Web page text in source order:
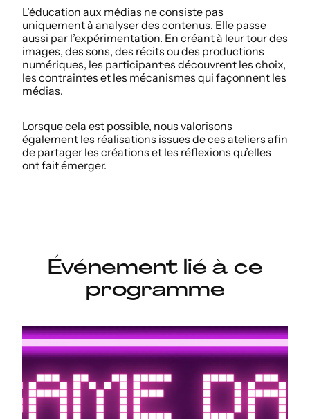
L’éducation aux médias ne consiste pas
uniquement à analyser des contenus. Elle passe
aussi par l’expérimentation. En créant à leur tour des
images, des sons, des récits ou des productions
numériques, les participant·es découvrent les choix,
les contraintes et les mécanismes qui façonnent les
médias.
Lorsque cela est possible, nous valorisons
également les réalisations issues de ces ateliers afin
de partager les créations et les réflexions qu’elles
ont fait émerger.
Événement lié à ce
programme